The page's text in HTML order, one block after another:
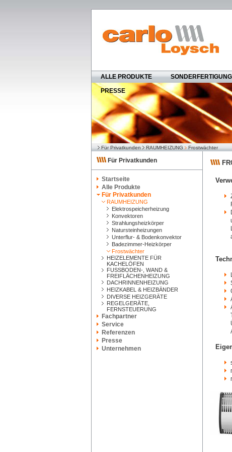
ALLE PRODUKTE SONDERFERTIGUNG
PRESSE
Für Privatkunden RAUMHEIZUNG Frostwächter
Für Privatkunden
Startseite
Alle Produkte
Für Privatkunden
RAUMHEIZUNG
Elektrospeicherheizung
Konvektoren
Strahlungsheizkörper
Natursteinheizungen
Unterflur- & Bodenkonvektor
Badezimmer-Heizkörper
Frostwächter
HEIZELEMENTE FÜR
KACHELÖFEN
FUSSBODEN-, WAND &
FREIFLÄCHENHEIZUNG
DACHRINNENHEIZUNG
HEIZKABEL & HEIZBÄNDER
DIVERSE HEIZGERÄTE
REGELGERÄTE,
FERNSTEUERUNG
Fachpartner
Service
Referenzen
Presse
Unternehmen